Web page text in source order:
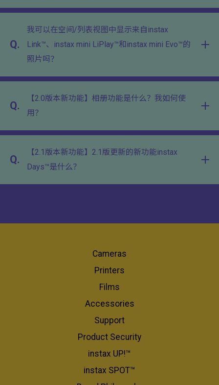
Q.
我可以在空间/列表视图中显示来自instax
Link™、instax mini LiPlay™和instax mini Evo™的
照片吗？
Q.
【2.0版本新功能】相册功能是什么？我如何使
用？
Q.
【2.1版本新功能】2.1版更新的新功能instax
Days™是什么？
Cameras
Printers
Films
Accessories
Support
Product Security
instax UP!™
instax SPOT™